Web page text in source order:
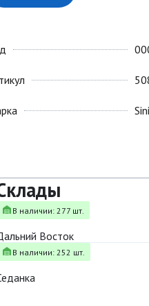
В наличии: 277 шт.
Восток
В наличии: 252 шт.